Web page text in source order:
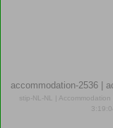
accommodation-2536 |
stip-NL-NL |